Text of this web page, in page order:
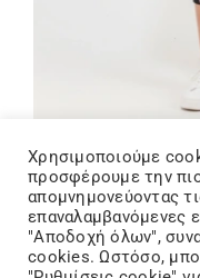
16,00€
Joyce Μαύρο Σετ T-
2613128-MAYRO
Χρησιμοποιούμε
προσφέρουμε την
απομνημονεύοντας
επαναλαμβανόμενες
"Αποδοχή όλων",
cookies. Ωστόσο,